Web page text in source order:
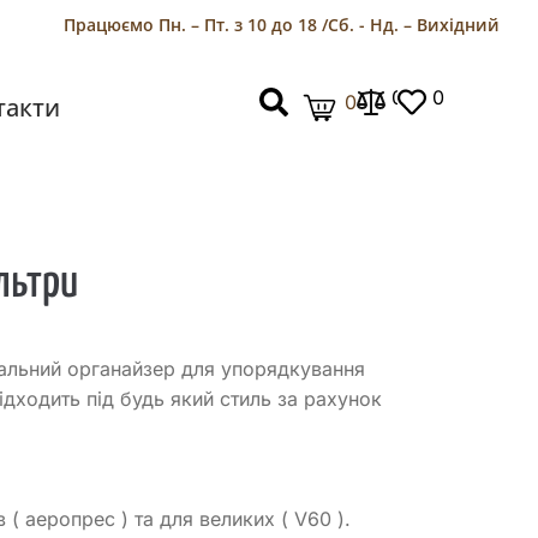
Працюємо Пн. – Пт. з 10 до 18 /Сб. - Нд. – Вихідний
0 0 0
органайзер для упорядкування
під будь який стиль за рахунок
( аеропрес ) та для великих ( V60 ).